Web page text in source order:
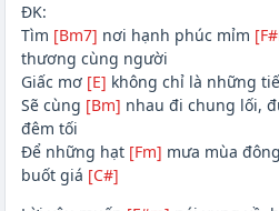
ĐK:
Tìm [Bm7] nơi hạnh phúc mỉm
thương cùng người
Giấc mơ [E] không chỉ là những
Sẽ cùng [Bm] nhau đi chung lối,
đêm tối
Để những hạt [Fm] mưa mùa
buốt giá [C#]